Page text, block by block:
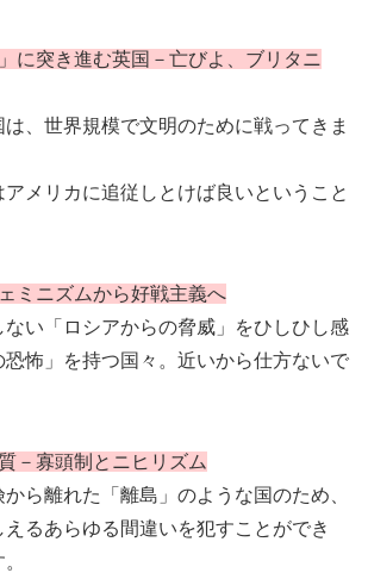
に突き進む英国－亡びよ、ブリタニ
、世界規模で文明のために戦ってきま
メリカに追従しとけば良いということ
ミニズムから好戦主義へ
い「ロシアからの脅威」をひしひし感
恐怖」を持つ国々。近いから仕方ないで
－寡頭制とニヒリズム
ら離れた「離島」のような国のため、
るあらゆる間違いを犯すことができ